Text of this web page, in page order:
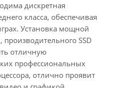
дискретная
класса, обеспечивая
Установка мощной
SSD
отличную
профессиональных
отлично проявит